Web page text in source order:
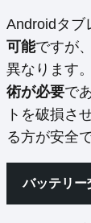
Androidタブ
可能ですが
異なります
術が必要で
トを破損さ
る方が安全
バッテリー